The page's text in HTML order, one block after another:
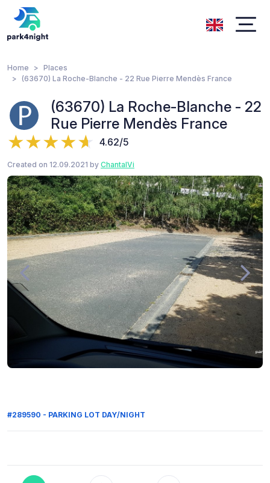
Home
Places
(63670) La Roche-Blanche - 22 Rue Pierre Mendès France
(63670) La Roche-Blanche - 22
Rue Pierre Mendès France
4.62/5
Created on 12.09.2021 by ChantalVi
#289590 - PARKING LOT DAY/NIGHT